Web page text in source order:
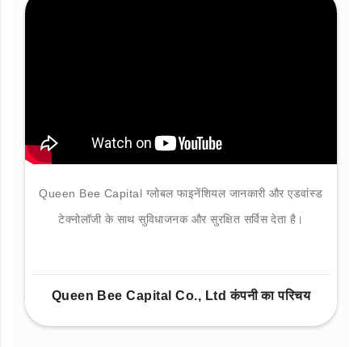
Queen Bee Capital ग्लोबल फाइनेंशियल जानकारी और एडवांस्ड
टेक्नोलॉजी के साथ सुविधाजनक और सुरक्षित सर्विस देता है।
Queen Bee Capital Co., Ltd कंपनी का परिचय